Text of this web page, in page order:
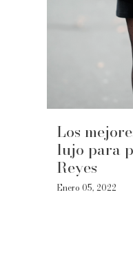
Los
lujo para
Reyes
Enero 05, 2022